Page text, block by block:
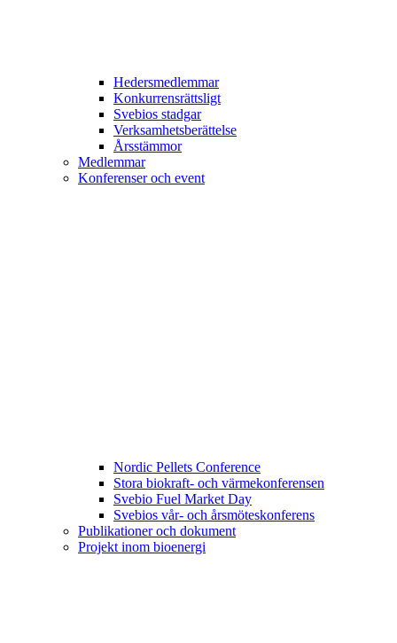
Hedersmedlemmar
Konkurrensrättsligt
Svebios stadgar
Verksamhetsberättelse
Årsstämmor
Medlemmar
Konferenser och event
Nordic Pellets Conference
Stora biokraft- och värmekonferensen
Svebio Fuel Market Day
Svebios vår- och årsmöteskonferens
Publikationer och dokument
Projekt inom bioenergi